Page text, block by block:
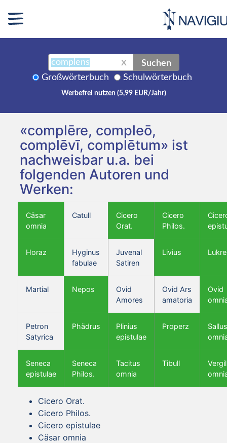
X Suchen
Großwörterbuch Schulwörterbuch
Werbefrei nutzen (5,99 EUR/Jahr)
«complēre, compleō,
complēvī, complētum» ist
nachweisbar u.a. bei
folgenden Autoren und
Werken:
Cäsar
omnia
Catull
Cicero
Orat.
Cicero
Philos.
Horaz
Hyginus
fabulae
Juvenal
Satiren
Livius
Martial Nepos
Ovid
Amores
Ovid Ars
amatoria
Ovid
Petron
Satyrica
Phädrus
Plinius
epistulae
Properz
Seneca
epistulae
Seneca
Philos.
Tacitus
omnia
Tibull
Vergil
Cicero Orat.
Cicero Philos.
Cicero epistulae
Cäsar omnia